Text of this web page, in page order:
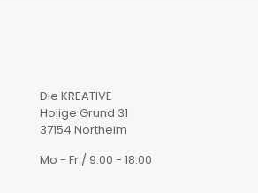
Die KREATIVE
Holige Grund 31
37154 Northeim
Mo - Fr / 9:00 - 18:00